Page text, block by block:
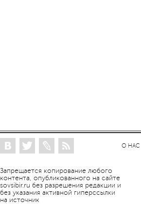
Запрещается копирование любого
контента, опубликованного на сайте
sovsibir.ru без разрешения редакции и
без указания активной гиперссылки
на источник
О НАС